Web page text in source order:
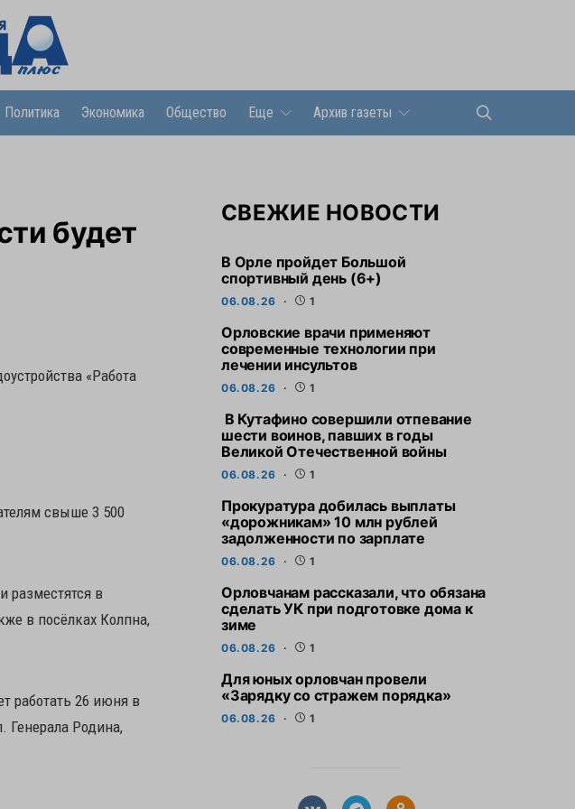
Политика Экономика Общество Еще Архив газеты
будет
«Работа
свыше 3 500
разместятся в
в посёлках Колпна,
работать 26 июня в
Генерала Родина,
СВЕЖИЕ НОВОСТИ
В Орле пройдет Большой
спортивный день (6+)
06.08.26 1
Орловские врачи применяют
современные технологии при
лечении инсультов
06.08.26 1
В Кутафино совершили отпевание
шести воинов, павших в годы
Великой Отечественной войны
06.08.26 1
Прокуратура добилась выплаты
«дорожникам» 10 млн рублей
задолженности по зарплате
06.08.26 1
Орловчанам рассказали, что обязана
сделать УК при подготовке дома к
зиме
06.08.26 1
Для юных орловчан провели
«Зарядку со стражем порядка»
06.08.26 1